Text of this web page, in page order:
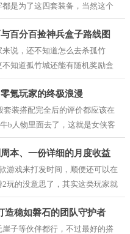
成的。
是为了这四套装备，当然这个
汉、蚩尤、九幽、相柳、卧
、雅声、无咎、菩提、黯魂、
等套装部件，剩下的龙殇、兰
魂、断鬼、涅槃、璇玑、战
现了，要是遇到卜算大师李淳
百分百捡神兵盒子路线图
说，还不知道怎么去杀孤竹
知道孤竹城还能有随机奖励盒
这些问题，主要是分享每一关
法，毕竟盒子有几率得神兵，
收入，不想充钱又很想玩好一
氪玩家的终极浪漫
装搭配完全后的评价都应该在
b人物里面去了，这就是女侠客
家更好了解大话2女侠客真是数
，同时也收集了女侠客造型点评
作者没有任何关系，而作者只
本、一份详细的月度收益
游戏来打发时间，顺便还可以在
玩的没意思了，其实这类玩家就
策划的玩法走，那基本就不氪
来讲解，教会新手玩大话西游2
区选择，选对区后搬砖赚钱，
造稳如磐石的团队守护者
子等伙伴都行，不过最好的搭